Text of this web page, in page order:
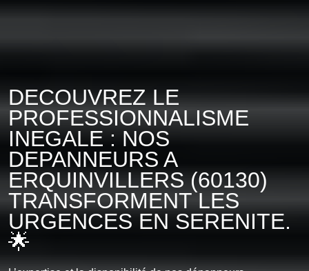
DECOUVREZ LE
PROFESSIONNALISME
INEGALE : NOS
DEPANNEURS A
ERQUINVILLERS (60130)
TRANSFORMENT LES
URGENCES EN SERENITE.
🌟